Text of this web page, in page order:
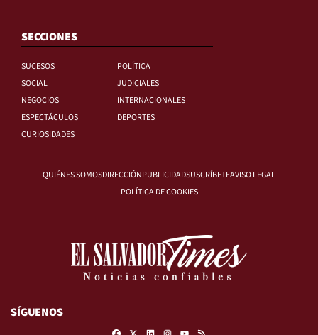
SECCIONES
SUCESOS
POLÍTICA
SOCIAL
JUDICIALES
NEGOCIOS
INTERNACIONALES
ESPECTÁCULOS
DEPORTES
CURIOSIDADES
QUIÉNES SOMOSDIRECCIÓNPUBLICIDADSUSCRÍBETEAVISO LEGAL
POLÍTICA DE COOKIES
SÍGUENOS
FacebookLinkedinInstagram